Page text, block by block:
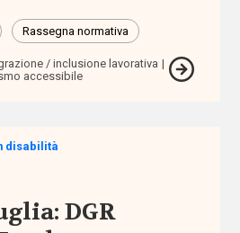
Rassegna normativa
/ inclusione lavorativa
accessibile
disabilità
DGR